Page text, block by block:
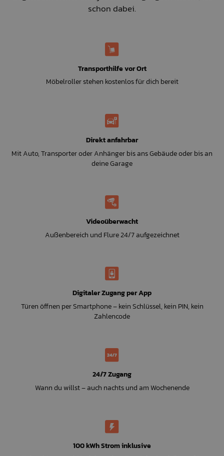
schon dabei.
Transporthilfe vor Ort
Möbelroller stehen kostenlos für dich bereit
Direkt anfahrbar
Mit Auto, Transporter oder Anhänger bis ans Gebäude oder bis an
deine Garage
Videoüberwacht
Außenbereich und Flure 24/7 aufgezeichnet
Digitaler Zugang per App
Türen öffnen per Smartphone – kein Schlüssel, kein PIN, kein
Zahlencode
24/7 Zugang
Wann du willst – auch nachts und am Wochenende
100 kWh Strom inklusive